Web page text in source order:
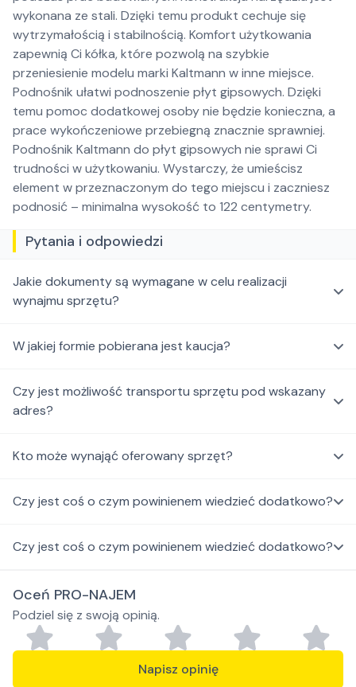
wykonana ze stali. Dzięki temu produkt cechuje się
wytrzymałością i stabilnością. Komfort użytkowania
zapewnią Ci kółka, które pozwolą na szybkie
przeniesienie modelu marki Kaltmann w inne miejsce.
Podnośnik ułatwi podnoszenie płyt gipsowych. Dzięki
temu pomoc dodatkowej osoby nie będzie konieczna, a
prace wykończeniowe przebiegną znacznie sprawniej.
Podnośnik Kaltmann do płyt gipsowych nie sprawi Ci
trudności w użytkowaniu. Wystarczy, że umieścisz
element w przeznaczonym do tego miejscu i zaczniesz
podnosić – minimalna wysokość to 122 centymetry.
Pytania i odpowiedzi
Jakie dokumenty są wymagane w celu realizacji
wynajmu sprzętu?
W jakiej formie pobierana jest kaucja?
Czy jest możliwość transportu sprzętu pod wskazany
adres?
Kto może wynająć oferowany sprzęt?
Czy jest coś o czym powinienem wiedzieć dodatkowo?
Czy jest coś o czym powinienem wiedzieć dodatkowo?
Oceń PRO-NAJEM
Podziel się z swoją opinią.
Napisz opinię